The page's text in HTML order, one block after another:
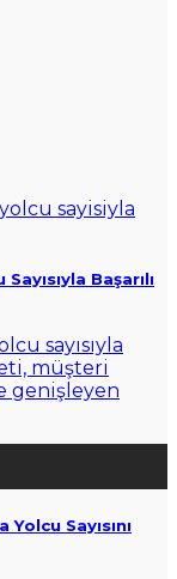
Başarılı
sayısıyla
müşteri
genişleyen
Sayısını